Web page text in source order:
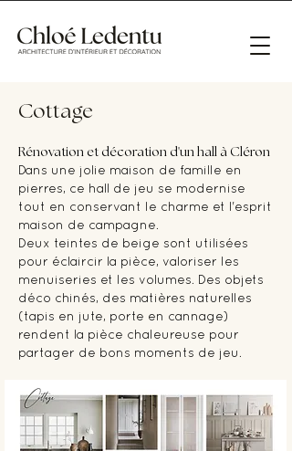
Cottage
Rénovation et décoration d'un hall à Cléron
Dans une jolie maison de famille en
pierres, ce hall de jeu se modernise
tout en conservant le charme et l'esprit
maison de campagne.
Deux teintes de beige sont utilisées
pour éclaircir la pièce, valoriser les
menuiseries et les volumes. Des objets
déco chinés, des matières naturelles
(tapis en jute, porte en cannage)
rendent la pièce chaleureuse pour
partager de bons moments de jeu.